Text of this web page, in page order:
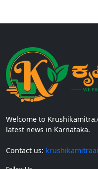
Welcome to
latest news in Karnataka.
Contact us: